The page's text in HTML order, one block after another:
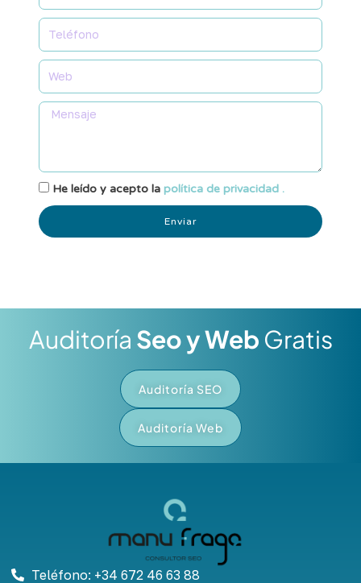
He leído y acepto la política de privacidad .
Enviar
Auditoría Seo y Web Gratis
Auditoría SEO
Auditoría Web
Teléfono: +34 672 46 63 88